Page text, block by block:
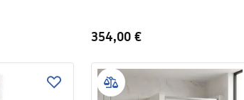
354,00 €